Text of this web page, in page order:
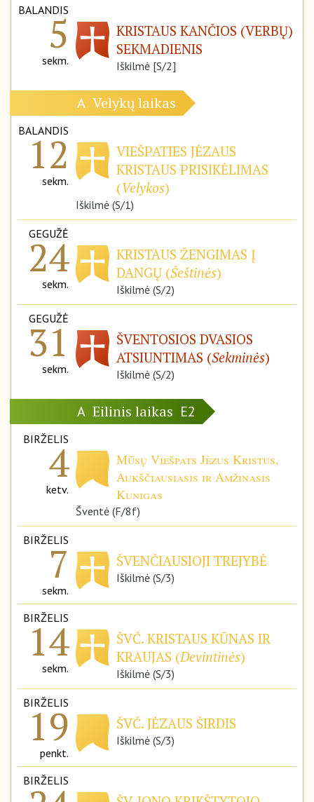
BALANDIS
5
sekm.
KRISTAUS KANČIOS (VERBŲ)
SEKMADIENIS
Iškilmė [S/2]
A Velykų laikas
BALANDIS
12
sekm.
VIEŠPATIES JĖZAUS
KRISTAUS PRISIKĖLIMAS
(Velykos)
Iškilmė (S/1)
GEGUŽĖ
24
sekm.
KRISTAUS ŽENGIMAS Į
DANGŲ (Šeštinės)
Iškilmė (S/2)
GEGUŽĖ
31
sekm.
ŠVENTOSIOS DVASIOS
ATSIUNTIMAS (Sekminės)
Iškilmė (S/2)
A Eilinis laikas E2
BIRŽELIS
4
ketv.
Mūsų Viešpats Jėzus Kristus,
Aukščiausiasis ir Amžinasis
Kunigas
Šventė (F/8f)
BIRŽELIS
7
sekm.
ŠVENČIAUSIOJI TREJYBĖ
Iškilmė (S/3)
BIRŽELIS
14
sekm.
ŠVČ. KRISTAUS KŪNAS IR
KRAUJAS (Devintinės)
Iškilmė (S/3)
BIRŽELIS
19
penkt.
ŠVČ. JĖZAUS ŠIRDIS
Iškilmė (S/3)
BIRŽELIS